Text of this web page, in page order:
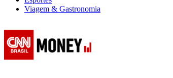
Viagem & Gastronomia